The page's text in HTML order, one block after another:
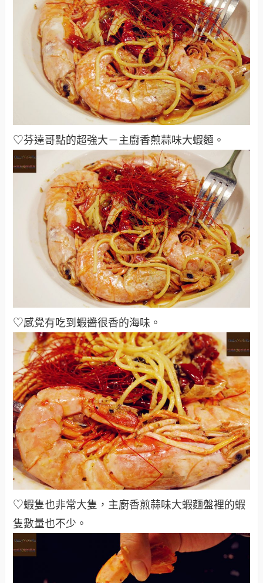
♡芬達哥點的超強大－主廚香煎蒜味大蝦麵 。
♡感覺有吃到蝦醬很香的海味 。
♡蝦隻也非常大隻，主廚香煎蒜味大蝦麵盤裡的蝦
隻數量也不少 。